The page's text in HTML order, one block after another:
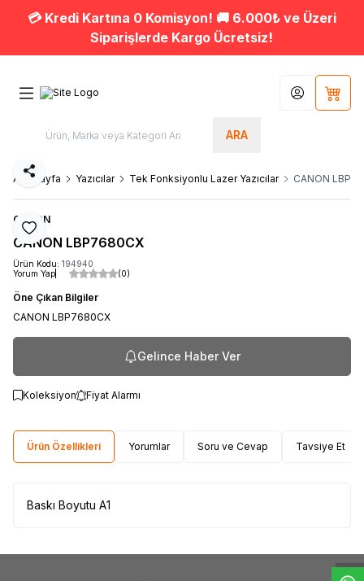
💳 Kredi Kartına 0 Komisyon! 🚚 6.000₺ ve Üzeri
Siparişlerde Kargo Ücretsiz!
ARA
Hesabım
Ana Sayfa Yazıcılar Tek Fonksiyonlu Lazer Yazıcılar CANON
Favoriye Ekle
Paylaş
CANON
CANON LBP7680CX
Ürün Kodu: 194940
Yorum Yap
(0)
Öne Çıkan Bilgiler
CANON LBP7680CX
Gelince Haber Ver
Koleksiyon Fiyat Alarmı
Ürün Özellikleri Yorumlar Soru ve Cevap Tavsiye Et
Baskı Boyutu A1